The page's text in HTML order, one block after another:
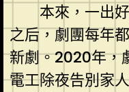
本來，一出
之后，劇團每年
新劇。2020年，
電工除夜告別家